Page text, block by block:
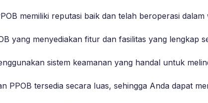
memiliki reputasi baik dan telah beroperasi
yang menyediakan fitur dan fasilitas yang lengkap
sistem keamanan yang handal untuk
PPOB tersedia secara luas, sehingga Anda dapat